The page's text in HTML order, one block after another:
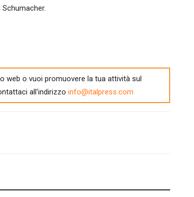
web o vuoi promuovere la tua attività sul
all'indirizzo info@italpress.com